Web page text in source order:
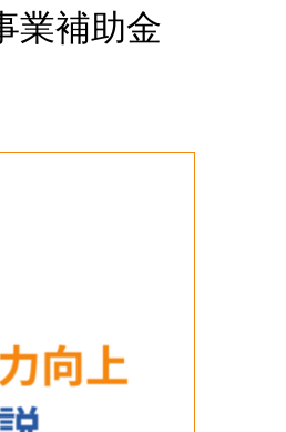
業補助金